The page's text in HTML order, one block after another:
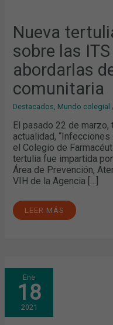
Nueva
sobre las
abordarlas
comunitaria
Destacados, Mundo colegial
El pasado 22 de marzo,
actualidad,
el Colegio de
tertulia fue impartida
Área de Prevención,
VIH de la Agencia […]
LEER MÁS
Ene
18
2021
EL
RADAR
SOCIAL
DE
LA
FARMACIA